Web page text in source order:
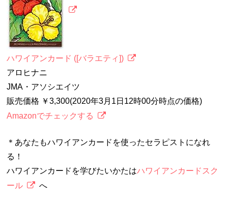
ハワイアンカード ([バラエティ])
アロヒナニ
JMA・アソシエイツ
販売価格 ￥3,300(2020年3月1日12時00分時点の価格)
Amazonでチェックする
＊あなたもハワイアンカードを使ったセラピストになれ
る！
ハワイアンカードを学びたいかたはハワイアンカードスク
ール
へ